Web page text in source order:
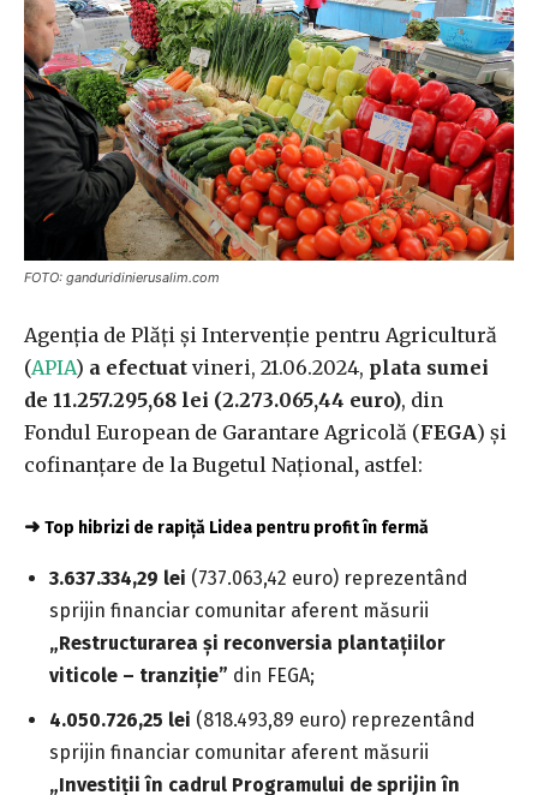
FOTO: ganduridinierusalim.com
Agenția de Plăți și Intervenție pentru Agricultură
(APIA) a efectuat vineri, 21.06.2024, plata sumei
de 11.257.295,68 lei (2.273.065,44 euro), din
Fondul European de Garantare Agricolă (FEGA) și
cofinanțare de la Bugetul Național, astfel:
➜ Top hibrizi de rapiță Lidea pentru profit în fermă
3.637.334,29 lei (737.063,42 euro) reprezentând
sprijin financiar comunitar aferent măsurii
„Restructurarea și reconversia plantațiilor
viticole – tranziție” din FEGA;
4.050.726,25 lei (818.493,89 euro) reprezentând
sprijin financiar comunitar aferent măsurii
„Investiții în cadrul Programului de sprijin în